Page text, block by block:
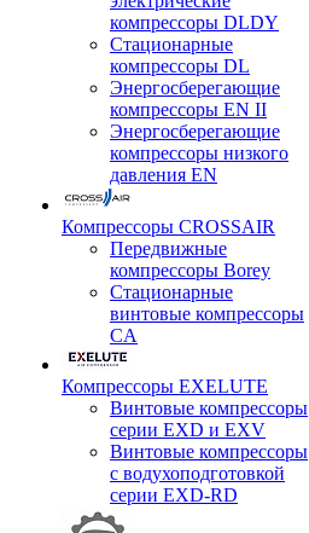
компрессоры DLDY
Стационарные
компрессоры DL
Энергосберегающие
компрессоры EN II
Энергосберегающие
компрессоры низкого
давления EN
Компрессоры CROSSAIR
Передвижные
компрессоры Borey
Стационарные
винтовые компрессоры
CA
Компрессоры EXELUTE
Винтовые компрессоры
серии EXD и EXV
Винтовые компрессоры
с водухоподготовкой
серии EXD-RD